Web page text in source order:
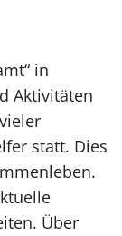
in
Aktivitäten
statt. Dies
Über